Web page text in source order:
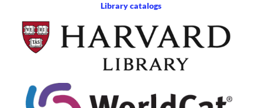
Library catalogs